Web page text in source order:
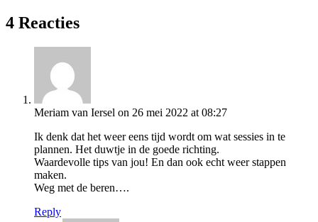
4 Reacties
Meriam van Iersel on 26 mei 2022 at 08:27
Ik denk dat het weer eens tijd wordt om wat sessies in te
plannen. Het duwtje in de goede richting.
Waardevolle tips van jou! En dan ook echt weer stappen
maken.
Weg met de beren….
Reply